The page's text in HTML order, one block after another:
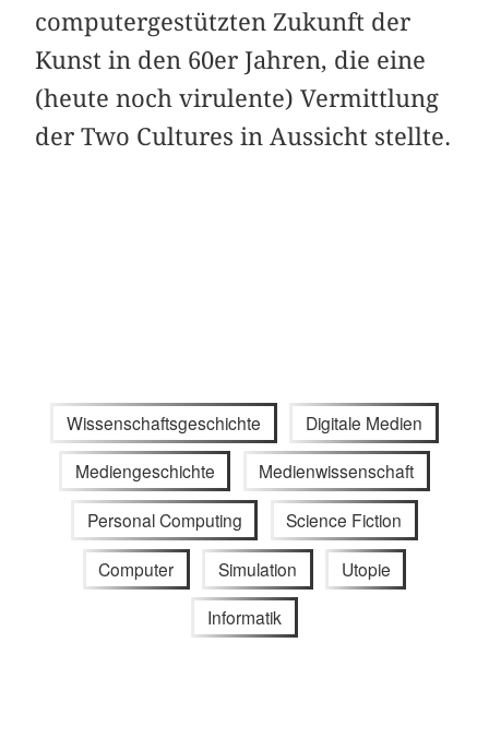
computergestützten Zukunft der
Kunst in den 60er Jahren, die eine
(heute noch virulente) Vermittlung
der Two Cultures in Aussicht stellte.
Wissenschaftsgeschichte Digitale Medien
Mediengeschichte Medienwissenschaft
Personal Computing Science Fiction
Computer Simulation Utopie
Informatik